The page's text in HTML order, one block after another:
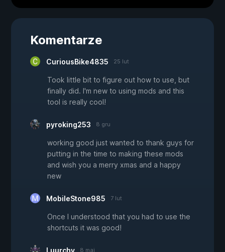
Komentarze
CuriousBike4835 25 lut
Took little bit to figure out how to use, but
finally did. I'm new to using mods and this
tool is really cool!
pyroking253 8 gru
working good just wanted to thank guys for
putting in the time to making these mods
and wish you a merry xmas and a happy
new
MobileStone985 7 lut
Once I understood that you had to use the
shortcuts it was good!
8 maj